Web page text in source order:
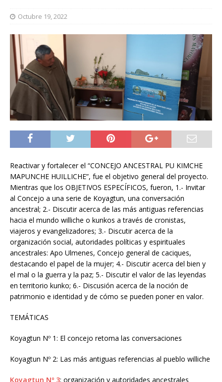
Octubre 19, 2022
Reactivar y fortalecer el “CONCEJO ANCESTRAL PU KIMCHE
MAPUNCHE HUILLICHE”, fue el objetivo general del proyecto.
Mientras que los OBJETIVOS ESPECÍFICOS, fueron, 1.- Invitar
al Concejo a una serie de Koyagtun, una conversación
ancestral; 2.- Discutir acerca de las más antiguas referencias
hacia el mundo williche o kunkos a través de cronistas,
viajeros y evangelizadores; 3.- Discutir acerca de la
organización social, autoridades políticas y espirituales
ancestrales: Apo Ulmenes, Concejo general de caciques,
destacando el papel de la mujer; 4.- Discutir acerca del bien y
el mal o la guerra y la paz; 5.- Discutir el valor de las leyendas
en territorio kunko; 6.- Discusión acerca de la noción de
patrimonio e identidad y de cómo se pueden poner en valor.
TEMÁTICAS
Koyagtun Nº 1: El concejo retoma las conversaciones
Koyagtun Nº 2: Las más antiguas referencias al pueblo williche
Koyagtun Nº 3: organización y autoridades ancestrales